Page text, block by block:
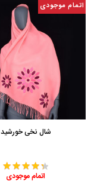
اتمام موجودی
شال نخی خورشید
اتمام موجودی